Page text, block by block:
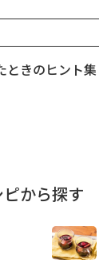
ときのヒント集
から探す